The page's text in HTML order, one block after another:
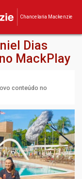
Chancelaria Mackenzie
Dias
MackPlay
conteúdo no